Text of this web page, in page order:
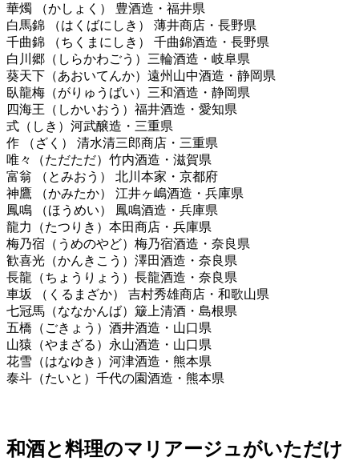
華燭 （かしょく） 豊酒造・福井県
白馬錦 （はくばにしき） 薄井商店・長野県
千曲錦 （ちくまにしき） 千曲錦酒造・長野県
白川郷（しらかわごう）三輪酒造・岐阜県
葵天下（あおいてんか）遠州山中酒造・静岡県
臥龍梅（がりゅうばい）三和酒造・静岡県
四海王（しかいおう）福井酒造・愛知県
式（しき）河武醸造・三重県
作 （ざく） 清水清三郎商店・三重県
唯々（ただただ）竹内酒造・滋賀県
富翁 （とみおう） 北川本家・京都府
神鷹 （かみたか） 江井ヶ嶋酒造・兵庫県
鳳鳴 （ほうめい） 鳳鳴酒造・兵庫県
龍力（たつりき）本田商店・兵庫県
梅乃宿（うめのやど）梅乃宿酒造・奈良県
歓喜光（かんきこう）澤田酒造・奈良県
長龍（ちょうりょう）長龍酒造・奈良県
車坂 （くるまざか） 吉村秀雄商店・和歌山県
七冠馬（ななかんば）簸上清酒・島根県
五橋（ごきょう）酒井酒造・山口県
山猿（やまざる）永山酒造・山口県
花雪（はなゆき）河津酒造・熊本県
泰斗（たいと）千代の園酒造・熊本県
和酒と料理のマリアージュがいただけ